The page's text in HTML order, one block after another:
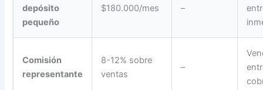
depósito
pequeño
$180.000/mes –
Comisión
representante
8-12% sobre
ventas
–